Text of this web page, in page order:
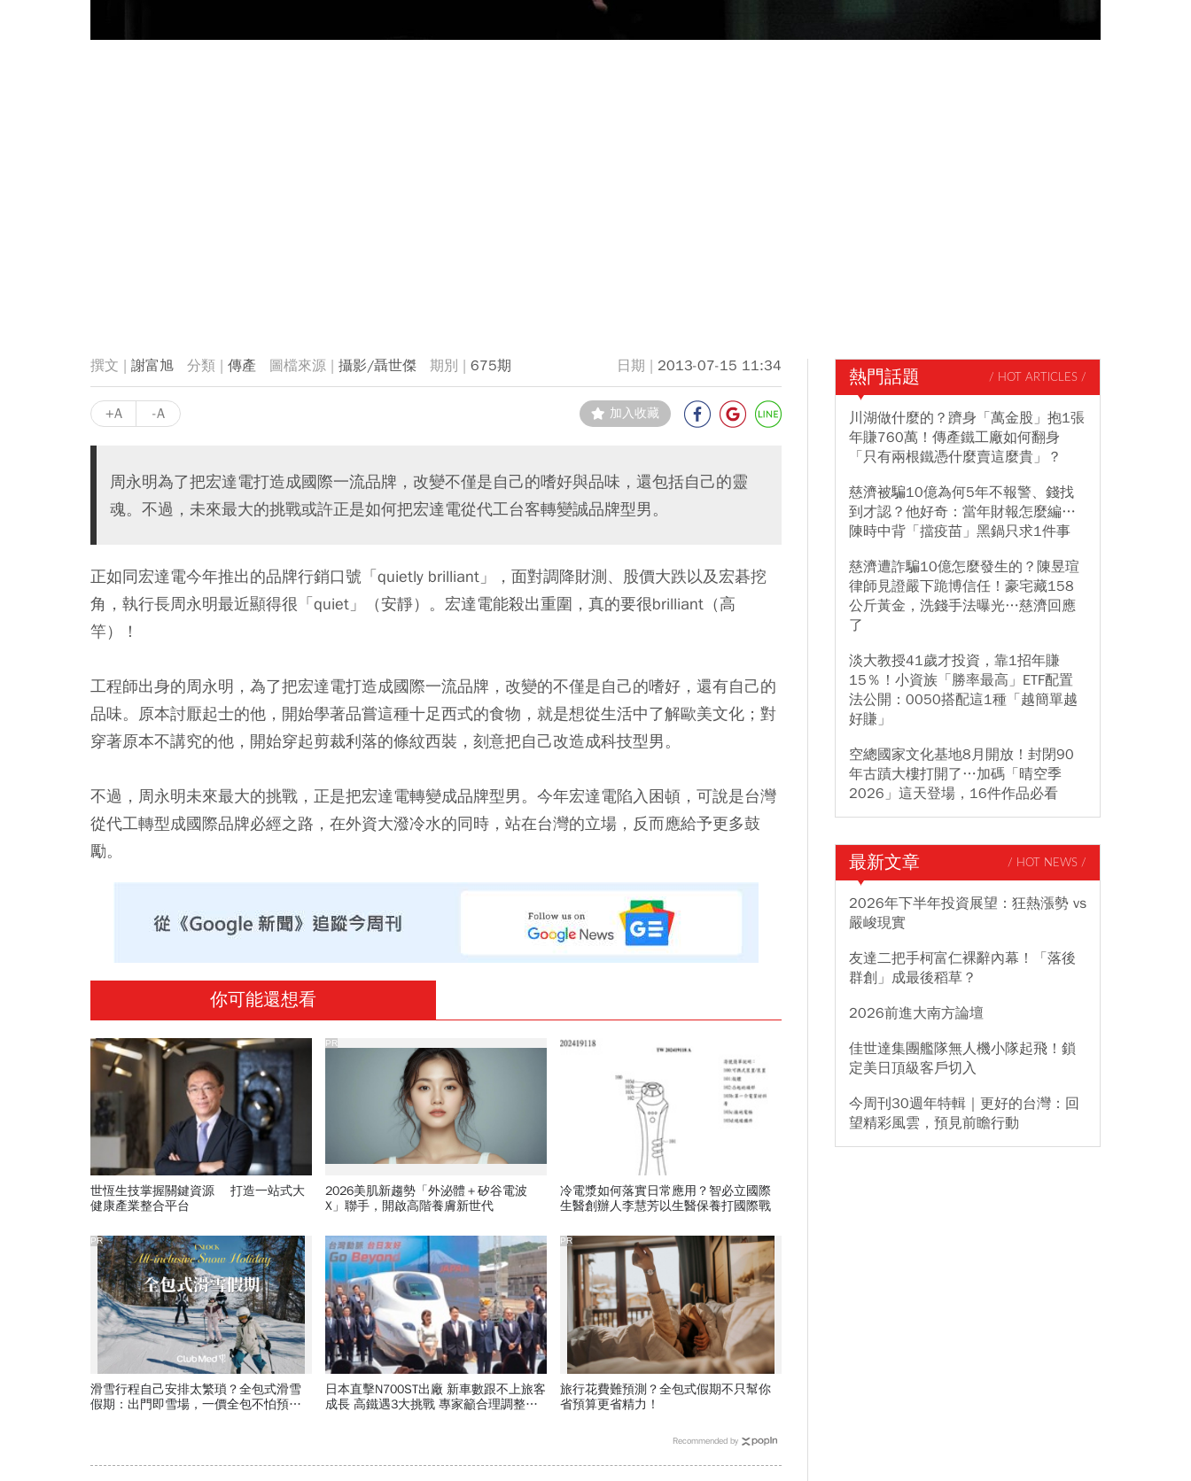
謝富旭 傳產 攝影/聶世傑 675期 2013-07-15 11:34
+A -A 加入收藏
周永明為了把宏達電打造成國際一流品牌，改變不僅是自己的嗜好與品味，還包括自己的靈
魂。不過，未來最大的挑戰或許正是如何把宏達電從代工台客轉變誠品牌型男。
正如同宏達電今年推出的品牌行銷口號「quietly brilliant」，面對調降財測、股價大跌以及宏碁挖
角，執行長周永明最近顯得很「quiet」（安靜）。宏達電能殺出重圍，真的要很brilliant（高
竿）！
工程師出身的周永明，為了把宏達電打造成國際一流品牌，改變的不僅是自己的嗜好，還有自己的
品味。原本討厭起士的他，開始學著品嘗這種十足西式的食物，就是想從生活中了解歐美文化；對
穿著原本不講究的他，開始穿起剪裁利落的條紋西裝，刻意把自己改造成科技型男。
不過，周永明未來最大的挑戰，正是把宏達電轉變成品牌型男。今年宏達電陷入困頓，可說是台灣
從代工轉型成國際品牌必經之路，在外資大潑冷水的同時，站在台灣的立場，反而應給予更多鼓
勵。
你可能還想看
世恆生技掌握關鍵資源 打造一站式大
健康產業整合平台
2026美肌新趨勢「外泌體＋矽谷電波
X」聯手，開啟高階養膚新世代
PR
冷電漿如何落實日常應用？智必立國際
生醫創辦人李慧芳以生醫保養打國際戰
滑雪行程自己安排太繁瑣？全包式滑雪
假期：出門即雪場，一價全包不怕預算
PR
日本直擊N700ST出廠 新車數跟不上旅客
成長 高鐵遇3大挑戰 專家籲合理調整票
旅行花費難預測？全包式假期不只幫你
省預算更省精力！
PR
Recommended by
熱門話題 / HOT ARTICLES /
川湖做什麼的？躋身「萬金股」抱1張
年賺760萬！傳產鐵工廠如何翻身
「只有兩根鐵憑什麼賣這麼貴」？
慈濟被騙10億為何5年不報警、錢找
到才認？他好奇：當年財報怎麼編…
陳時中背「擋疫苗」黑鍋只求1件事
慈濟遭詐騙10億怎麼發生的？陳昱瑄
律師見證嚴下跪博信任！豪宅藏158
公斤黃金，洗錢手法曝光…慈濟回應
了
淡大教授41歲才投資，靠1招年賺
15％！小資族「勝率最高」ETF配置
法公開：0050搭配這1種「越簡單越
好賺」
空總國家文化基地8月開放！封閉90
年古蹟大樓打開了…加碼「晴空季
2026」這天登場，16件作品必看
最新文章 / HOT NEWS /
2026年下半年投資展望：狂熱漲勢 vs
嚴峻現實
友達二把手柯富仁裸辭內幕！「落後
群創」成最後稻草？
2026前進大南方論壇
佳世達集團艦隊無人機小隊起飛！鎖
定美日頂級客戶切入
今周刊30週年特輯｜更好的台灣：回
望精彩風雲，預見前瞻行動